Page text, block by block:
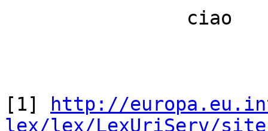
[1]
http://
lex/lex/LexUriServ/site/